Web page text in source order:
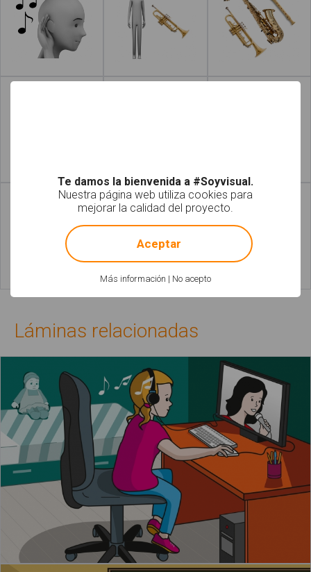
Leer más Leer más
Leer más Leer más
Láminas relacionadas
Te damos la bienvenida a #Soyvisual.
Nuestra página web utiliza cookies para
mejorar la calidad del proyecto.
Más información | No acepto
! Not valid!
Aceptar